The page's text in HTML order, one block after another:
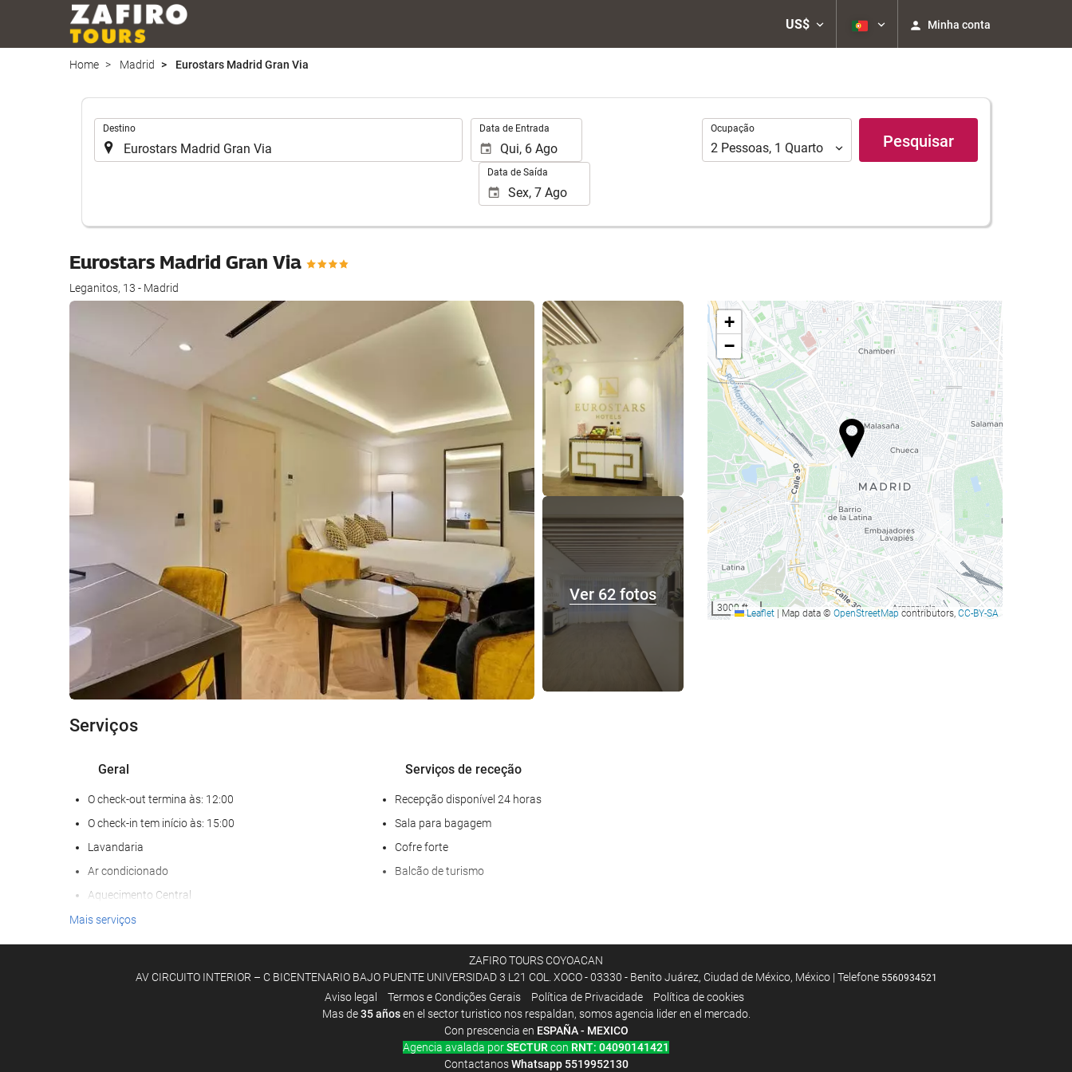
US$ Minha conta
Home Madrid Eurostars Madrid Gran Via
Destino Data de Entrada
Data de Saída
Ocupação
Ocupação
2 Pessoas, 1 Quarto Pesquisar
Eurostars Madrid Gran Via
Leganitos, 13 - Madrid
Ver 62 fotos
Serviços
Geral
O check-out termina às: 12:00
O check-in tem início às: 15:00
Lavandaria
Ar condicionado
Aquecimento Central
Elevador
Acesso def. motores
Serviços de receção
Recepção disponível 24 horas
Sala para bagagem
Cofre forte
Balcão de turismo
Mais serviços
+
−
3000 ftLeaflet Map data © OpenStreetMap contributors, CC-BY-SA
ZAFIRO TOURS COYOACAN
AV CIRCUITO INTERIOR – C BICENTENARIO BAJO PUENTE UNIVERSIDAD 3 L21 COL. XOCO - 03330 - Benito Juárez, Ciudad de México, México | Telefone 5560934521
Aviso legal Termos e Condições Gerais Polí­tica de Privacidade
Política de cookies
Mas de35 añosen el sector turistico nos respaldan, somos agencia lider en el mercado.
Con prescencia en ESPAÑA - MEXICO
Agencia avalada porSECTUR con RNT: 04090141421
ContactanosWhatsapp 5519952130